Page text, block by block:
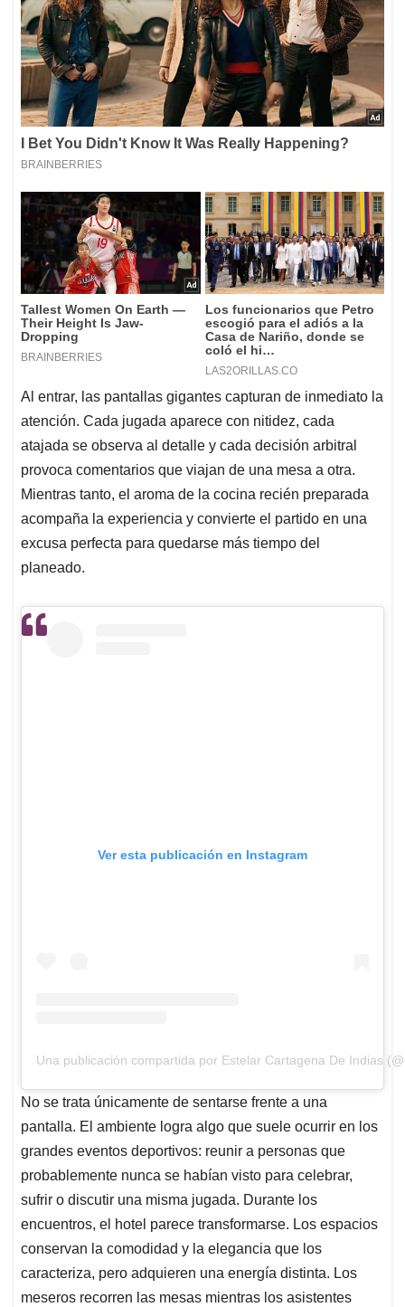
Al entrar, las pantallas gigantes capturan de inmediato la
atención. Cada jugada aparece con nitidez, cada
atajada se observa al detalle y cada decisión arbitral
provoca comentarios que viajan de una mesa a otra.
Mientras tanto, el aroma de la cocina recién preparada
acompaña la experiencia y convierte el partido en una
excusa perfecta para quedarse más tiempo del
planeado.
Ver esta publicación en Instagram
Una publicación compartida por Estelar Cartagena De Indias
No se trata únicamente de sentarse frente a una
pantalla. El ambiente logra algo que suele ocurrir en los
grandes eventos deportivos: reunir a personas que
probablemente nunca se habían visto para celebrar,
sufrir o discutir una misma jugada. Durante los
encuentros, el hotel parece transformarse. Los espacios
conservan la comodidad y la elegancia que los
caracteriza, pero adquieren una energía distinta. Los
meseros recorren las mesas mientras los asistentes